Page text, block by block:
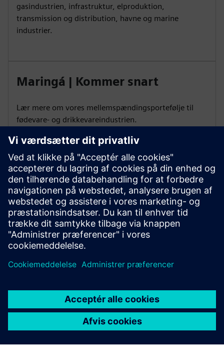
gasindustrien, infrastruktur, elproduktion,
transmission og distribution, havne og marine
industrier.
Maringá | Kommer snart
Lær mere om vores mellemspændingsportefølje til
fødevare- og drikkevareindustrien.
Distrito Federal | Kommer snart
Forstå, hvordan man fremskynder
energimodernisering i infrastrukturindustrier.